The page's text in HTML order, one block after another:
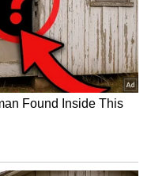
ಸಾಗುತ್ತಾರೆ
ಸಾಗುತ್ತಾರೆ.
ಆದಾಯದ
ನೀವು ಧರ್ಮ ಮತ್ತು
ನೀವು